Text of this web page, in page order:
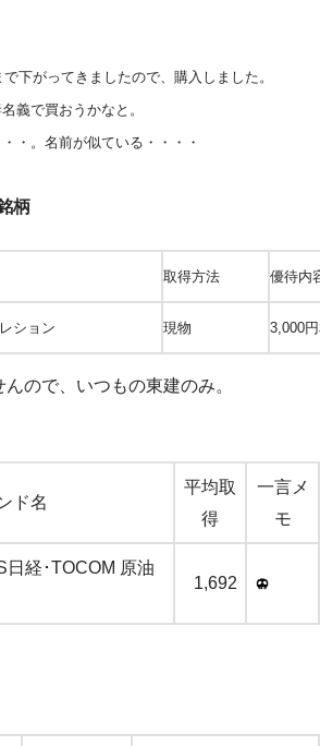
下がってきましたので、購入しました。
義で買おうかなと。
・。名前が似ている・・・・
柄
取得方法 優待内
ション 現物 3,000
ので、いつもの東建のみ。
ド名
平均取
得
一言メ
モ
日経･TOCOM 原油
1,692